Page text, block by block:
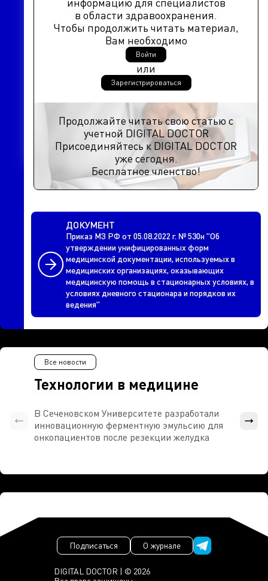
в области здравоохранения.
Чтобы продолжить читать материал,
Вам необходимо
Войти
или
Зарегистрироваться
Продолжайте читать свою статью с
учетной DIGITAL DOCTOR
Присоединяйтесь к DIGITAL DOCTOR
уже сегодня.
Бесплатное членство!
ДОКУМЕНТ
Приказ МЗ РФ от 05.08.2022 г. № 530н "Об
утверждении унифицированных форм
медицинской документации, используемых в
медицинских организациях, оказывающих
медицинскую помощь в стационарных условиях, в
условиях дневного стационара и порядков их
ведения"
Технологии в медицине
Все новости
В Сеченовском Университете разработали
инновационную ферментную эмульсию для
онкопациентов после резекции желудка
DIGITAL DOCTOR | © 2026
Подписаться О журнале